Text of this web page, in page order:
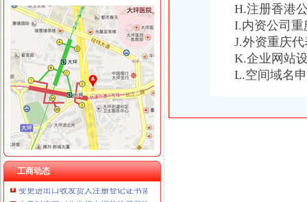
工商动态
海关收发货人登记证书
变更收发货人报关注册登记证书的…-海关百问
海关办理进出口收发货人注册登记及换证所需的资料,2010年|,2010
企业的《中华共和国海关进出口货物收发货人报关注册登记证书》
我公司已经取得进出口收发货人报关登记证书,下一步在海关电子口
海关进出口货物收发货人登记证是什么啊？（页1）-外贸单证-福步
收发货人报关注册登记证书有效期过期怎么办？-咨询-中国海关律师网
海关收发货人注册登记证书是否是每年年检的？|轻纺外贸-绍兴E网论
变更进出口收发货人注册登记证书需提交什么资料？-通关监管海关业
未及时变更《收发货人报关注册登记证书》海关也要处罚？-处罚
H.注册香港
I.内资公司重
J.外资重庆代
K.企业网站
L.空间域名